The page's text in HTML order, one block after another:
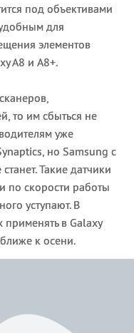
под объективами
для
элементов
A8 и A8+.
то им сбыться не
уже
но Samsung с
Такие датчики
по скорости работы
уступают. В
применять в Galaxy
к осени.